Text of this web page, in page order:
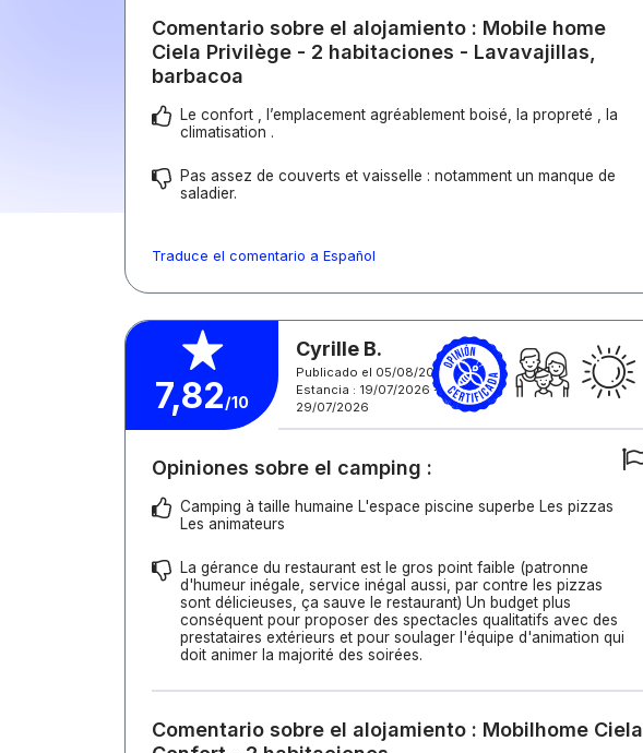
Comentario sobre el alojamiento : Mobile home
Ciela Privilège - 2 habitaciones - Lavavajillas,
barbacoa
Le confort , l’emplacement agréablement boisé, la propreté , la
climatisation .
Pas assez de couverts et vaisselle : notamment un manque de
saladier.
Traduce el comentario a Español
7,82/10
Cyrille B.
Publicado el 05/08/2026
Estancia : 19/07/2026 -
29/07/2026
Opiniones sobre el camping :
Camping à taille humaine L'espace piscine superbe Les pizzas
Les animateurs
La gérance du restaurant est le gros point faible (patronne
d'humeur inégale, service inégal aussi, par contre les pizzas
sont délicieuses, ça sauve le restaurant) Un budget plus
conséquent pour proposer des spectacles qualitatifs avec des
prestataires extérieurs et pour soulager l'équipe d'animation qui
doit animer la majorité des soirées.
Comentario sobre el alojamiento : Mobilhome Ciela